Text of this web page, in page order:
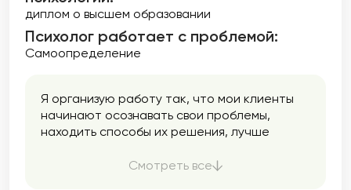
диплом о высшем образовании
Психолог работает с проблемой:
Самоопределение
Я организую работу так, что мои клиенты
начинают осознавать свои проблемы,
находить способы их решения, лучше
дальнейших изменений и принятия себя и
Смотреть все